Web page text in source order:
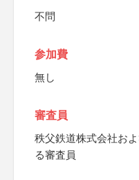
不問
参加費
無し
審査員
秩父鉄道株式会社お
る審査員